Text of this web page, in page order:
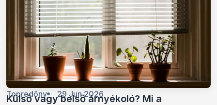
Topredőny 29 Jun 2026
Külső vagy belső árnyékoló? Mi a